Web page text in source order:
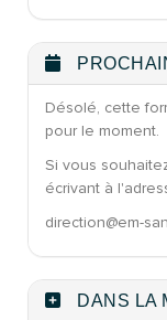
Désolé, cette
pour le moment.
Si vous
écrivant à
direction@em-
DANS LA